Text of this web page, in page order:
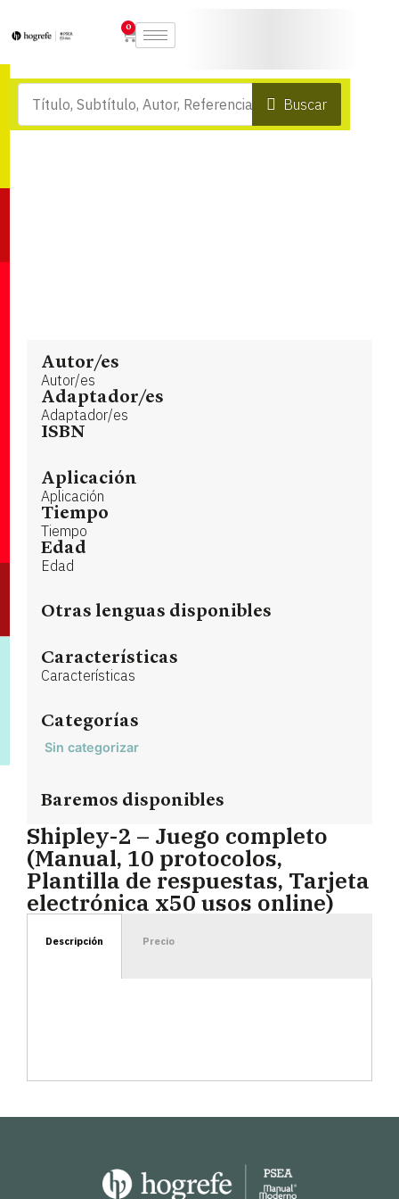
0
Buscar
Autor/es
Autor/es
Adaptador/es
Adaptador/es
ISBN
Aplicación
Aplicación
Tiempo
Tiempo
Edad
Edad
Otras lenguas disponibles
Características
Características
Categorías
Sin categorizar
Baremos disponibles
Shipley-2 – Juego completo
(Manual, 10 protocolos,
Plantilla de respuestas, Tarjeta
electrónica x50 usos online)
Descripción Precio